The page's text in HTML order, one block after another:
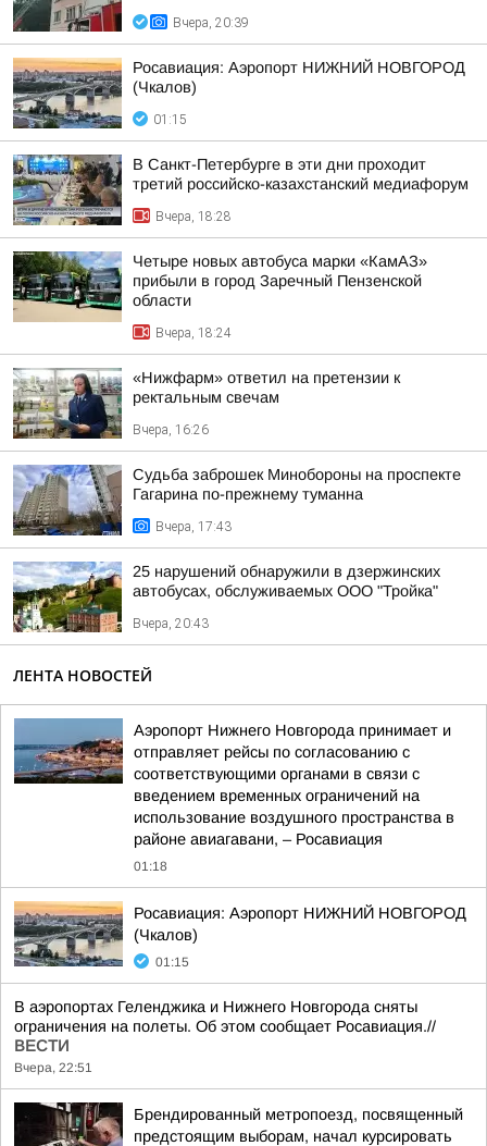
Вчера, 20:39
Росавиация: Аэропорт НИЖНИЙ НОВГОРОД
(Чкалов)
01:15
В Санкт-Петербурге в эти дни проходит
третий российско-казахстанский медиафорум
Вчера, 18:28
Четыре новых автобуса марки «КамАЗ»
прибыли в город Заречный Пензенской
области
Вчера, 18:24
«Нижфарм» ответил на претензии к
ректальным свечам
Вчера, 16:26
Судьба заброшек Минобороны на проспекте
Гагарина по-прежнему туманна
Вчера, 17:43
25 нарушений обнаружили в дзержинских
автобусах, обслуживаемых ООО "Тройка"
Вчера, 20:43
ЛЕНТА НОВОСТЕЙ
Аэропорт Нижнего Новгорода принимает и
отправляет рейсы по согласованию с
соответствующими органами в связи с
введением временных ограничений на
использование воздушного пространства в
районе авиагавани, – Росавиация
01:18
Росавиация: Аэропорт НИЖНИЙ НОВГОРОД
(Чкалов)
01:15
В аэропортах Геленджика и Нижнего Новгорода сняты
ограничения на полеты. Об этом сообщает Росавиация.//
ВЕСТИ
Вчера, 22:51
Брендированный метропоезд, посвященный
предстоящим выборам, начал курсировать